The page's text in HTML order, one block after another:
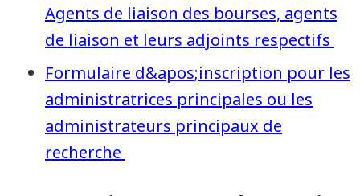
Agents de liaison des bourses, agents
de liaison et leurs adjoints respectifs
Formulaire d&apos;inscription pour les
administratrices principales ou les
administrateurs principaux de
recherche